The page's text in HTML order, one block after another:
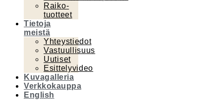
Raiko-
tuotteet
Tietoja
meistä
Yhteystiedot
Vastuullisuus
Uutiset
Esittelyvideo
Kuvagalleria
Verkkokauppa
English